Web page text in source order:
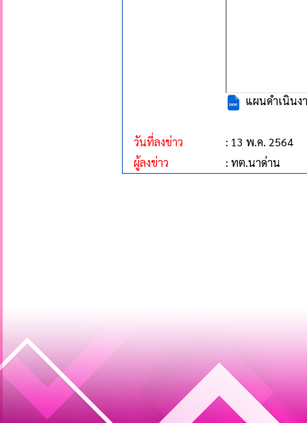
แผนดำเนินง
วันที่ลงข่าว
: 13 พ.ค. 2564
ผู้ลงข่าว
: ทต.นาด่าน